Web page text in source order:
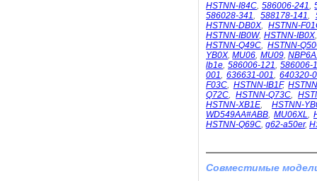
HSTNN-I84C,586006-241,
586028-341,588178-141,
HSTNN-DB0X,HSTNN-
HSTNN-IB0W, HSTNN-IB0X
HSTNN-Q49C,HSTNN-
YB0X,MU06, MU09,
lb1e, 586006-121, 586006-
001,636631-001,640320-
F03C, HSTNN-IB1F,
Q72C,HSTNN-Q73C,
HSTNN-XB1E, HSTNN-
WD549AA#ABB, MU06XL,
HSTNN-Q69C, g62-a50er,
Совместимые